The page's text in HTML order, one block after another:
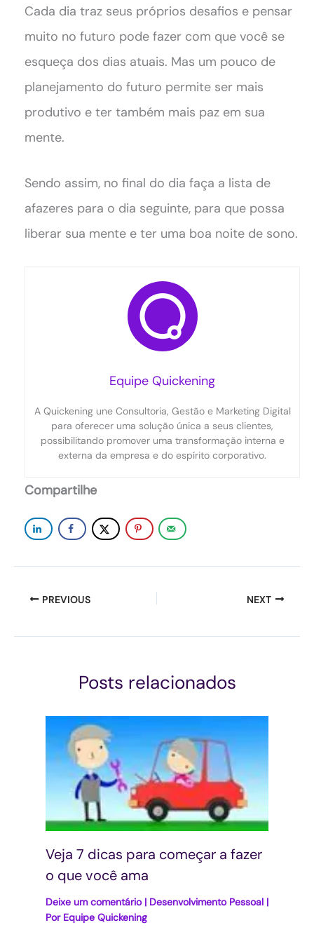
Cada dia traz seus próprios desafios e pensar
muito no futuro pode fazer com que você se
esqueça dos dias atuais. Mas um pouco de
planejamento do futuro permite ser mais
produtivo e ter também mais paz em sua
mente.
Sendo assim, no final do dia faça a lista de
afazeres para o dia seguinte, para que possa
liberar sua mente e ter uma boa noite de sono.
Equipe Quickening
A Quickening une Consultoria, Gestão e Marketing Digital
para oferecer uma solução única a seus clientes,
possibilitando promover uma transformação interna e
externa da empresa e do espírito corporativo.
Compartilhe
PREVIOUS NEXT
Posts relacionados
Veja 7 dicas para começar a fazer
o que você ama
Deixe um comentário | Desenvolvimento Pessoal |
Por Equipe Quickening